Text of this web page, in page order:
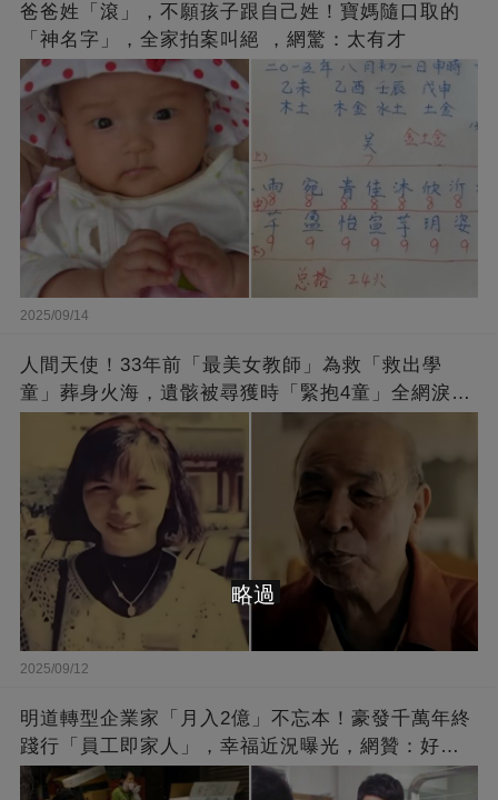
爸爸姓「滾」，不願孩子跟自己姓！寶媽隨口取的
「神名字」，全家拍案叫絕 ，網驚：太有才
2025/09/14
人間天使！33年前「最美女教師」為救「救出學
童」葬身火海，遺骸被尋獲時「緊抱4童」全網淚
崩：真正的英雄不該被遺忘
2025/09/12
明道轉型企業家「月入2億」不忘本！豪發千萬年終
踐行「員工即家人」，幸福近況曝光，網贊：好老
闆的福報
略過